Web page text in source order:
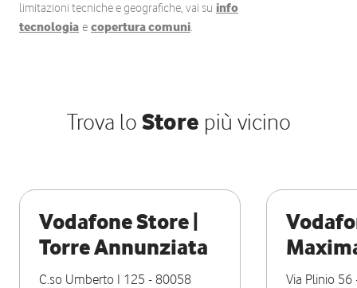
limitazioni tecniche e geografiche, vai su info
tecnologia e copertura comuni.
Trova lo Store più vicino
Vodafone Store |
Torre Annunziata
C.so Umberto I 125 - 80058
Via Plinio 56